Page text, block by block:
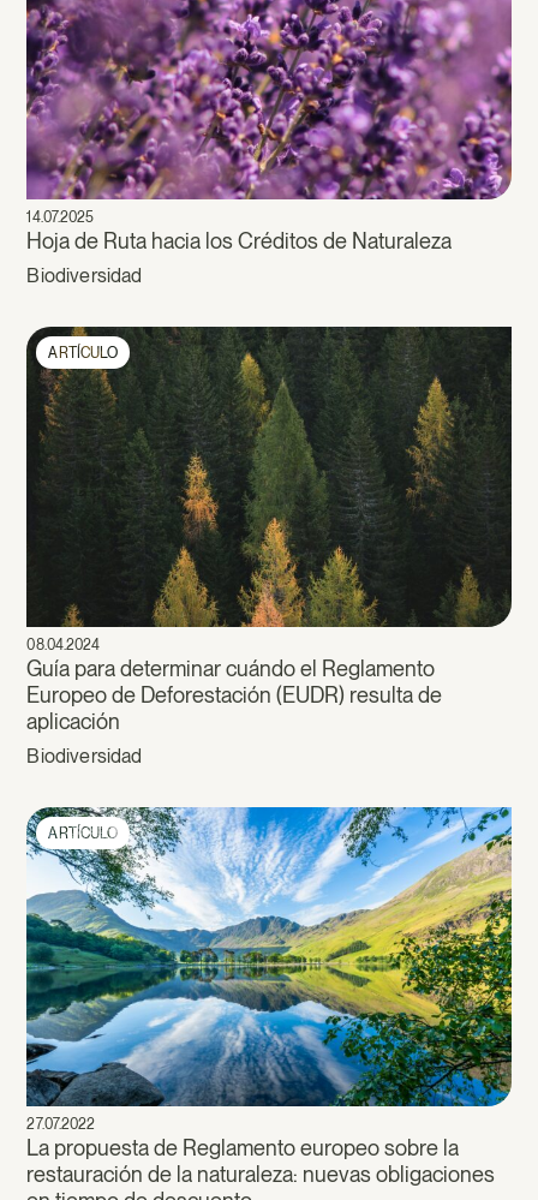
14.07.2025
Hoja de Ruta hacia los Créditos de Naturaleza
Biodiversidad
ARTÍCULO
08.04.2024
Guía para determinar cuándo el Reglamento
Europeo de Deforestación (EUDR) resulta de
aplicación
Biodiversidad
ARTÍCULO
27.07.2022
La propuesta de Reglamento europeo sobre la
restauración de la naturaleza: nuevas obligaciones